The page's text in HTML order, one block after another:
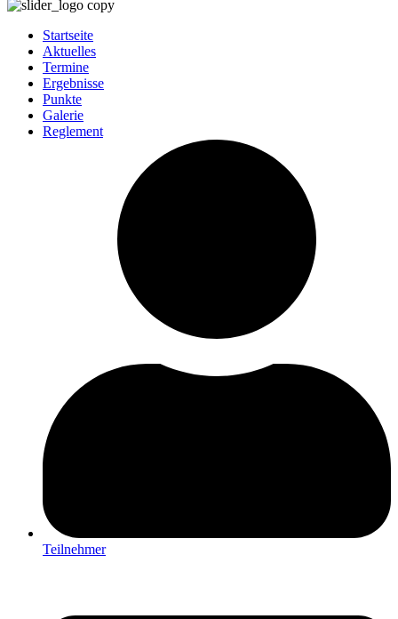
Startseite
Aktuelles
Termine
Ergebnisse
Punkte
Galerie
Reglement
Teilnehmer